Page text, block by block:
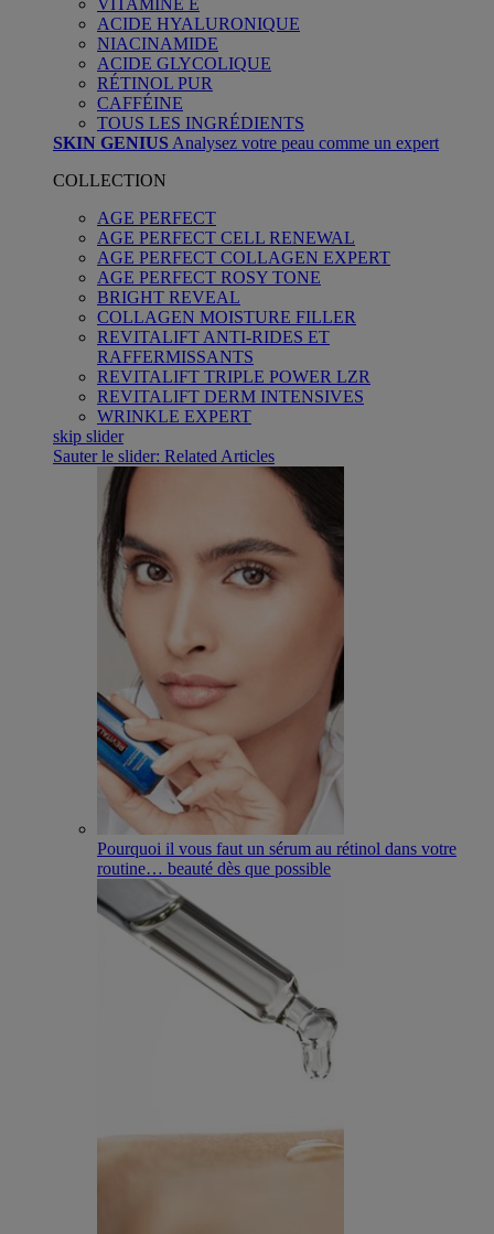
VITAMINE E
ACIDE HYALURONIQUE
NIACINAMIDE
ACIDE GLYCOLIQUE
RÉTINOL PUR
CAFFÉINE
TOUS LES INGRÉDIENTS
SKIN GENIUS Analysez votre peau comme un expert
COLLECTION
AGE PERFECT
AGE PERFECT CELL RENEWAL
AGE PERFECT COLLAGEN EXPERT
AGE PERFECT ROSY TONE
BRIGHT REVEAL
COLLAGEN MOISTURE FILLER
REVITALIFT ANTI-RIDES ET
RAFFERMISSANTS
REVITALIFT TRIPLE POWER LZR
REVITALIFT DERM INTENSIVES
WRINKLE EXPERT
skip slider
Sauter le slider: Related Articles
Pourquoi il vous faut un sérum au rétinol dans votre
routine… beauté dès que possible